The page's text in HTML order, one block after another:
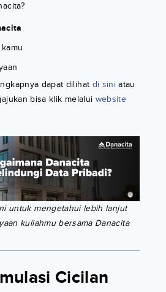
dapat dilihat di sini atau
bisa klik melalui website
untuk mengetahui lebih lanjut
kuliahmu bersama Danacita
Cicilan